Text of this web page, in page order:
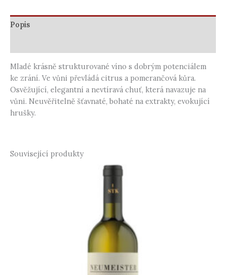
Popis
Mladé krásně strukturované víno s dobrým potenciálem
ke zrání. Ve vůni převládá citrus a pomerančová kůra.
Osvěžující, elegantní a nevtíravá chuť, která navazuje na
vůni. Neuvěřitelně šťavnaté, bohaté na extrakty, evokující
hrušky.
Související produkty